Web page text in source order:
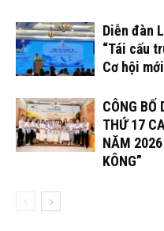
Diễn đàn
“Tái cấu
Cơ hội
CÔNG BỐ
THỨ 17
NĂM 2026
KÔNG”